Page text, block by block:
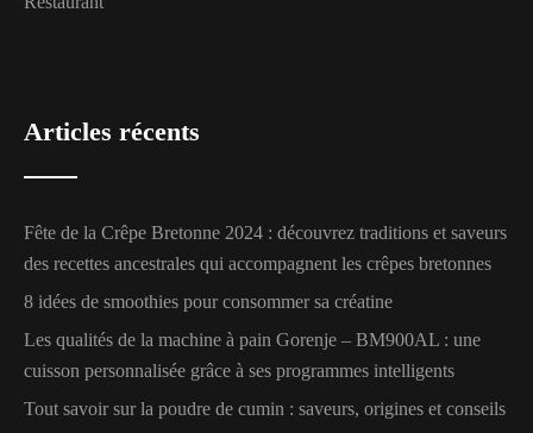
Articles récents
Fête de la Crêpe Bretonne 2024 : découvrez traditions et saveurs
des recettes ancestrales qui accompagnent les crêpes bretonnes
8 idées de smoothies pour consommer sa créatine
Les qualités de la machine à pain Gorenje – BM900AL : une
cuisson personnalisée grâce à ses programmes intelligents
Tout savoir sur la poudre de cumin : saveurs, origines et conseils